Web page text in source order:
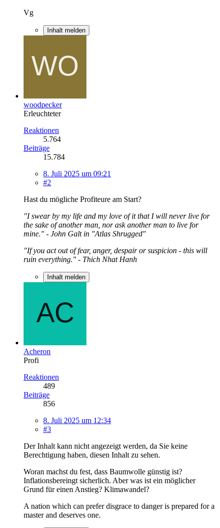
Vg
Inhalt melden
woodpecker
Erleuchteter
Reaktionen
5.764
Beiträge
15.784
8. Juli 2025 um 09:21
#2
Hast du mögliche Profiteure am Start?
"I swear by my life and my love of it that I will never live for
the sake of another man, nor ask another man to live for
mine." - John Galt in "Atlas Shrugged"
"If you act out of fear, anger, despair or suspicion - this will
ruin everything." - Thich Nhat Hanh
Inhalt melden
Acheron
Profi
Reaktionen
489
Beiträge
856
8. Juli 2025 um 12:34
#3
Der Inhalt kann nicht angezeigt werden, da Sie keine
Berechtigung haben, diesen Inhalt zu sehen.
Woran machst du fest, dass Baumwolle günstig ist?
Inflationsbereingt sicherlich. Aber was ist ein möglicher
Grund für einen Anstieg? Klimawandel?
A nation which can prefer disgrace to danger is prepared for a
master and deserves one.